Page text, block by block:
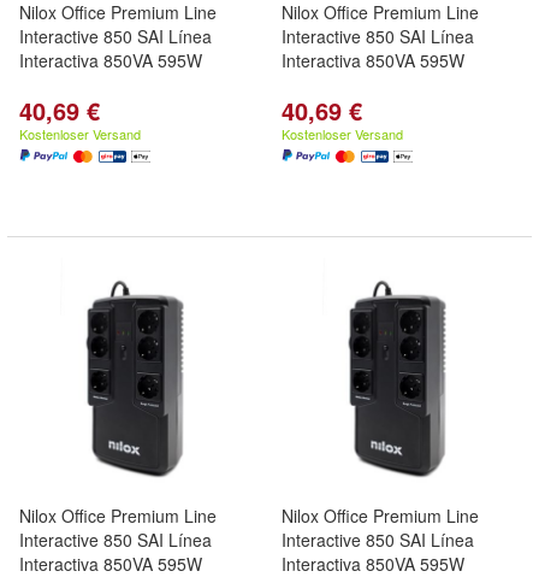
Nilox Office Premium Line
Interactive 850 SAI Línea
Interactiva 850VA 595W
40,69 €
Kostenloser Versand
Nilox Office Premium Line
Interactive 850 SAI Línea
Interactiva 850VA 595W
40,69 €
Kostenloser Versand
Nilox Office Premium Line
Interactive 850 SAI Línea
Interactiva 850VA 595W
Nilox Office Premium Line
Interactive 850 SAI Línea
Interactiva 850VA 595W